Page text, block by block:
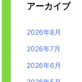
アーカイブ
2026年8月
2026年7月
2026年6月